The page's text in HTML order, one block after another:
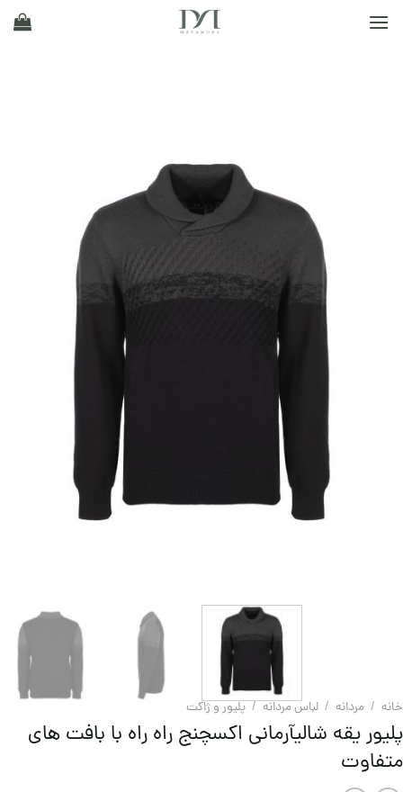
خانه / مردانه / لباس مردانه / پليور و ژاکت
پلیور یقه شالیآرمانی اکسچنج راه راه با بافت های
متفاوت